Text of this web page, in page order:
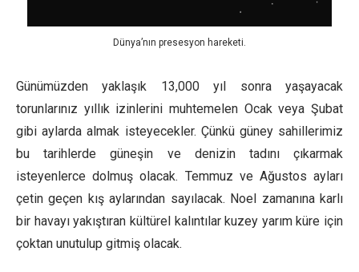
Dünya’nın presesyon hareketi.
Günümüzden yaklaşık 13,000 yıl sonra yaşayacak
torunlarınız yıllık izinlerini muhtemelen Ocak veya Şubat
gibi aylarda almak isteyecekler. Çünkü güney sahillerimiz
bu tarihlerde güneşin ve denizin tadını çıkarmak
isteyenlerce dolmuş olacak. Temmuz ve Ağustos ayları
çetin geçen kış aylarından sayılacak. Noel zamanına karlı
bir havayı yakıştıran kültürel kalıntılar kuzey yarım küre için
çoktan unutulup gitmiş olacak.